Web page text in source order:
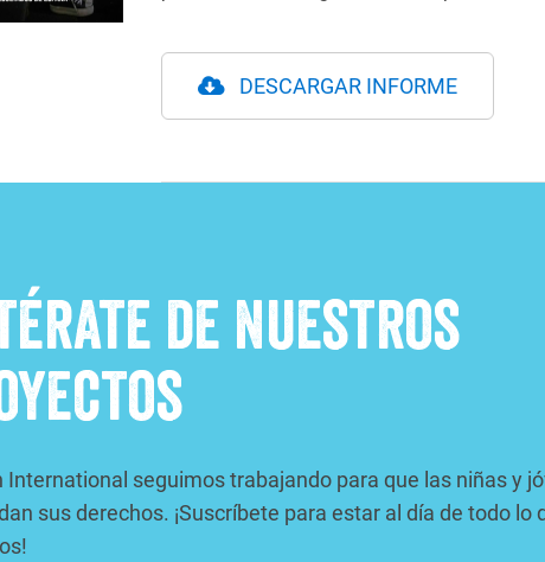
DESCARGAR INFORME
de nuestros
International seguimos trabajando para que las niñas y
sus derechos. ¡Suscríbete para estar al día de todo lo